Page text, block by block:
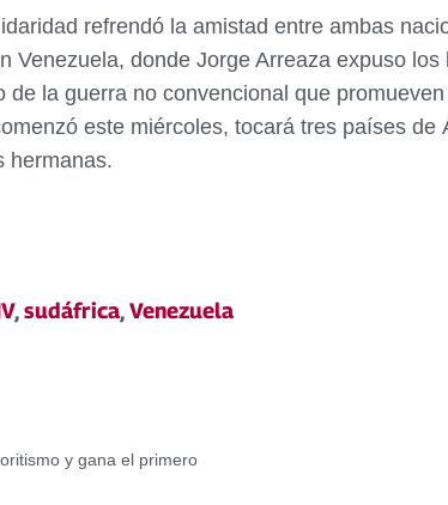
refrendó la amistad entre ambas
Venezuela, donde Jorge Arreaza expuso
de la guerra no convencional que
este miércoles, tocará tres países
hermanas.
,sudáfrica,Venezuela
y gana el primero